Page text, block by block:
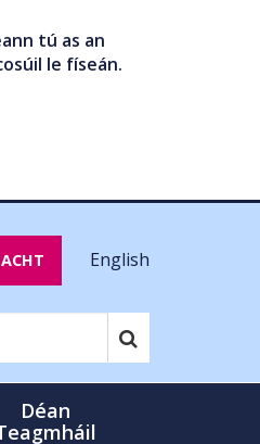
tú as an
le físeán.
English
Déan